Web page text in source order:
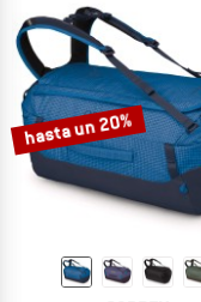
hasta un 20%